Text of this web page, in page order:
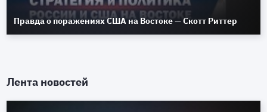
Правда о поражениях США на Востоке — Скотт Риттер
Лента новостей